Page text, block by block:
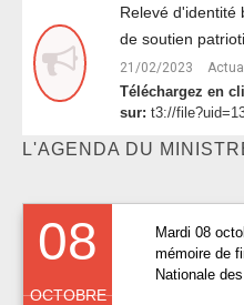
relevé d'identité bancaire du fonds
de soutien
21/02/2023
Téléchargez en
sur: t3://
L'AGENDA DU
08
OCTOBRE
Mardi 08
mémoire de
Nationale